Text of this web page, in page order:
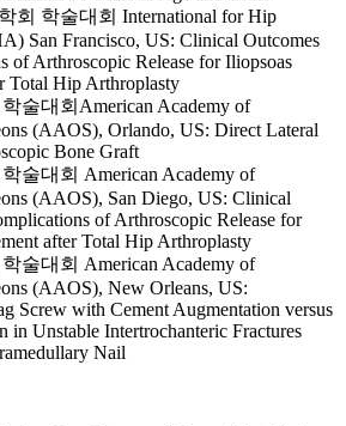
회 학술대회 International for Hip
San Francisco, US: Clinical Outcomes
of Arthroscopic Release for Iliopsoas
Total Hip Arthroplasty
술대회American Academy of
(AAOS), Orlando, US: Direct Lateral
Bone Graft
술대회 American Academy of
(AAOS), San Diego, US: Clinical
of Arthroscopic Release for
after Total Hip Arthroplasty
술대회 American Academy of
(AAOS), New Orleans, US:
Screw with Cement Augmentation versus
in Unstable Intertrochanteric Fractures
Nail